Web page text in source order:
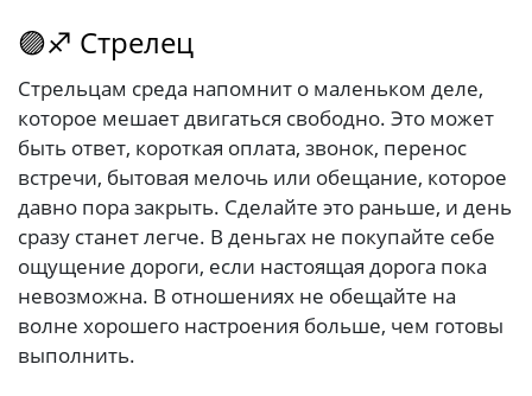
🟣♐ Стрелец
Стрельцам среда напомнит о маленьком деле,
которое мешает двигаться свободно. Это может
быть ответ, короткая оплата, звонок, перенос
встречи, бытовая мелочь или обещание, которое
давно пора закрыть. Сделайте это раньше, и день
сразу станет легче. В деньгах не покупайте себе
ощущение дороги, если настоящая дорога пока
невозможна. В отношениях не обещайте на
волне хорошего настроения больше, чем готовы
выполнить.